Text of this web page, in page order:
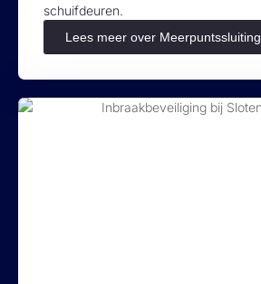
schuifdeuren.
Lees meer over Meerpuntssluiting